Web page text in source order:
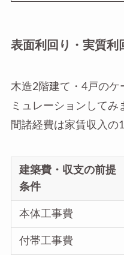
表面利回り・実質利
木造2階建て・4戸の
ミュレーションしてみ
間諸経費は家賃収入の
建築費・収支の前提
条件
本体工事費
付帯工事費